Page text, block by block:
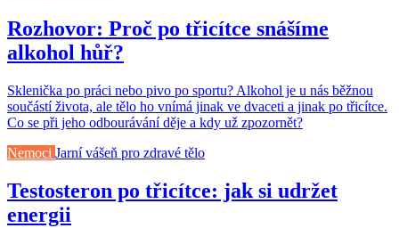
Rozhovor: Proč po třicítce snášíme
alkohol hůř?
Sklenička po práci nebo pivo po sportu? Alkohol je u nás běžnou
součástí života, ale tělo ho vnímá jinak ve dvaceti a jinak po třicítce.
Co se při jeho odbourávání děje a kdy už zpozornět?
Nemoci Jarní vášeň pro zdravé tělo
Testosteron po třicítce: jak si udržet
energii